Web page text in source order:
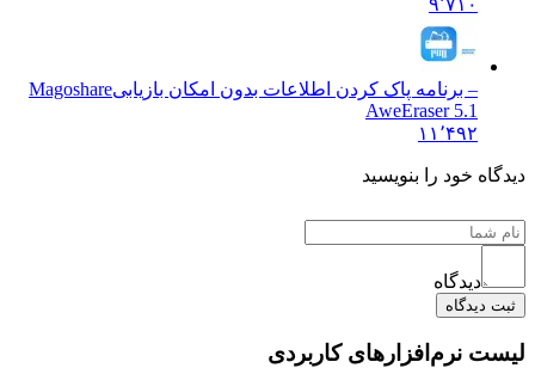
– برنامه پاک کردن اطلاعات بدون امکان بازیابیMagoshare
AweEraser 5.1
۱۱٬۴۹۲
خود را بنویسید
دیدگاه
نرم‌افزارهای کاربردی